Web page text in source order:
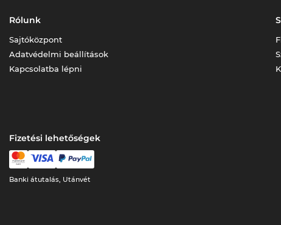
Rólunk
Sajtóközpont
Adatvédelmi beállítások
Kapcsolatba lépni
Fizetési lehetőségek
Banki átutalás, Utánvét